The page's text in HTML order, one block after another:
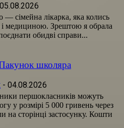
05.08.2026
— сімейна лікарка, яка колись
медициною. Зрештою я обрала
обидві справи...
школяра
- 04.08.2026
першокласників можуть
у розмірі 5 000 гривень через
на сторінці застосунку. Кошти